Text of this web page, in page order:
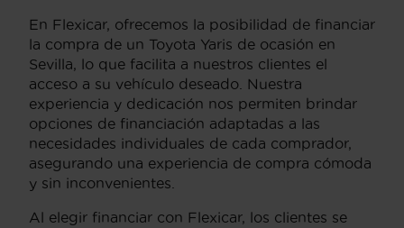
En Flexicar, ofrecemos la posibilidad de financiar
la compra de un Toyota Yaris de ocasión en
Sevilla, lo que facilita a nuestros clientes el
acceso a su vehículo deseado. Nuestra
experiencia y dedicación nos permiten brindar
opciones de financiación adaptadas a las
necesidades individuales de cada comprador,
asegurando una experiencia de compra cómoda
y sin inconvenientes.
Al elegir financiar con Flexicar, los clientes se